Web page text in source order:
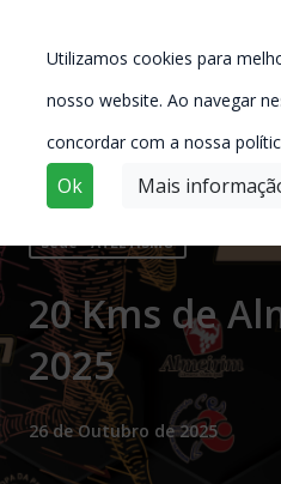
Utilizamos cookies para
nosso website. Ao navegar
concordar com a nossa
Ok Mais
Sede - ATLETISMO
20 Kms de
2025
26 de Outubro de 2025